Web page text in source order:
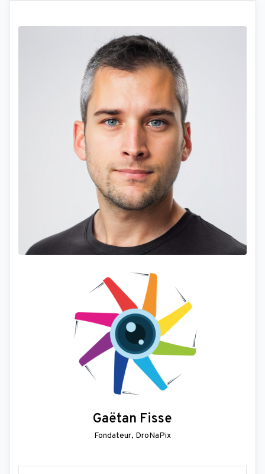
Gaëtan Fisse
Fondateur, DroNaPix